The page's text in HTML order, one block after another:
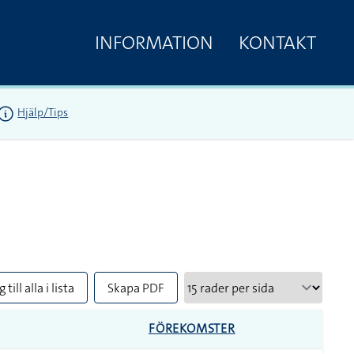
INFORMATION KONTAKT
Hjälp/Tips
till alla i lista Skapa PDF
FÖREKOMSTER